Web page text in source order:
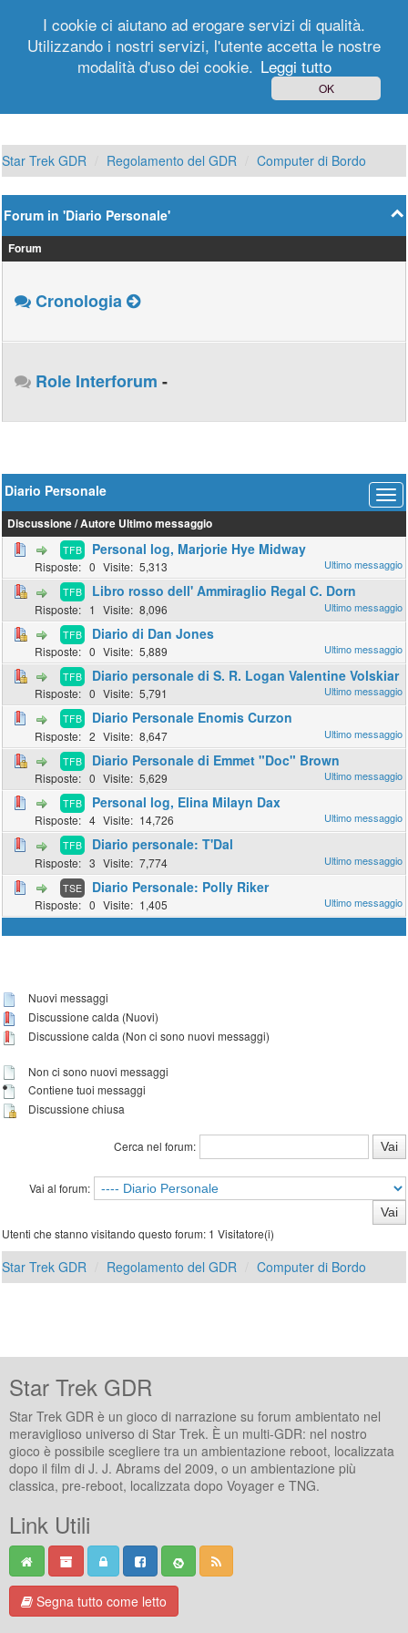
Registrati
Star Trek GDR Regolamento del GDR Computer di Bordo
Forum in 'Diario Personale'
Forum
Cronologia
Role Interforum -
Diario Personale
Discussione/Autore Ultimo messaggio
TFB Personal log, Marjorie Hye Midway
0 5,313
TFB Libro rosso dell' Ammiraglio Regal C. Dorn
1 8,096
TFB Diario di Dan Jones
0 5,889
TFB Diario personale di S. R. Logan Valentine Volskiar
0 5,791
TFB Diario Personale Enomis Curzon
2 8,647
TFB Diario Personale di Emmet "Doc" Brown
0 5,629
TFB Personal log, Elina Milayn Dax
4 14,726
TFB Diario personale: T'Dal
3 7,774
TSE Diario Personale: Polly Riker
0 1,405
Nuovi messaggi
Discussione calda (Nuovi)
Discussione calda (Non ci sono nuovi messaggi)
Non ci sono nuovi messaggi
Contiene tuoi messaggi
Discussione chiusa
Cerca nel forum:
Vai al forum:
Utenti che stanno visitando questo forum: 1 Visitatore(i)
Star Trek GDR Regolamento del GDR Computer di Bordo
Star Trek GDR
Star Trek GDR è un gioco di narrazione su forum ambientato nel
meraviglioso universo di Star Trek. È un multi-GDR: nel nostro
gioco è possibile scegliere tra un ambientazione reboot, localizzata
dopo il film di J. J. Abrams del 2009, o un ambientazione più
classica, pre-reboot, localizzata dopo Voyager e TNG.
Link Utili
Segna tutto come letto
I cookie ci aiutano ad erogare servizi di qualità.
Utilizzando i nostri servizi, l'utente accetta le nostre
modalità d'uso dei cookie. Leggi tutto
OK